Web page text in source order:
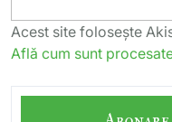
Acest site folosește
Află cum sunt